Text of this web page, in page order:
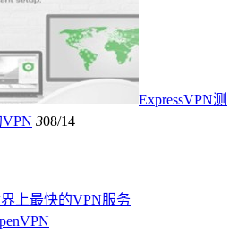
ExpressVPN测
308/14
上最快的VPN服务